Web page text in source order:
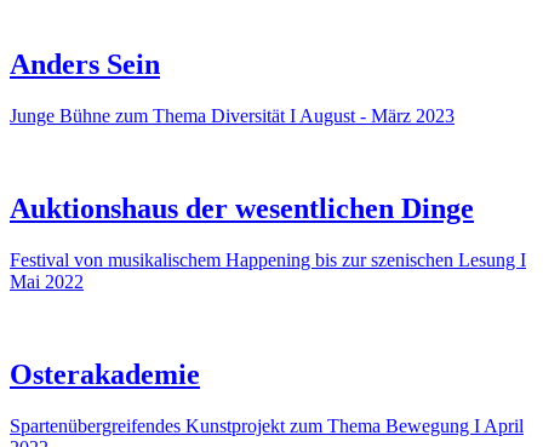
Anders Sein
Junge Bühne zum Thema Diversität I August - März 2023
Auktionshaus der wesentlichen Dinge
Festival von musikalischem Happening bis zur szenischen Lesung I
Mai 2022
Osterakademie
Spartenübergreifendes Kunstprojekt zum Thema Bewegung I April